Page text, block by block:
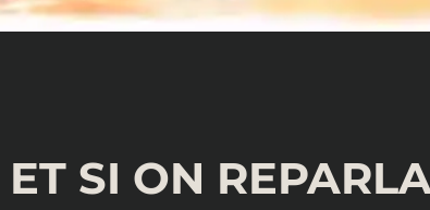
ET SI ON